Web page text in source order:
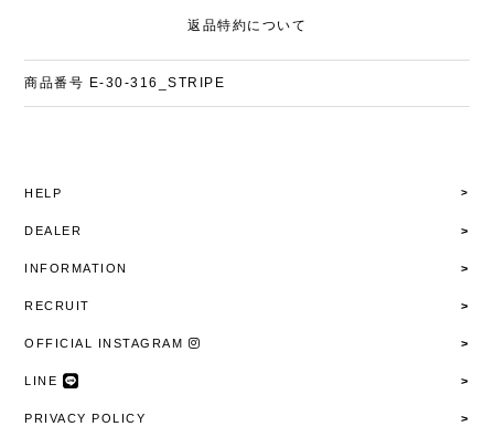
返品特約について
商品番号 E-30-316_STRIPE
HELP
DEALER
INFORMATION
RECRUIT
OFFICIAL INSTAGRAM
LINE
PRIVACY POLICY